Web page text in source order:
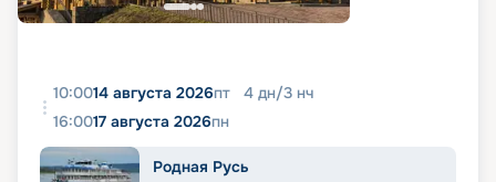
10:0014 августа 2026пт 4 дн/3 нч
16:0017 августа 2026пн
Родная Русь